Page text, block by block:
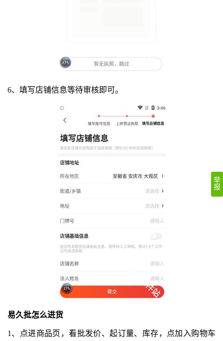
6、填写店铺信息等待审核即可。
易久批怎么进货
1、点进商品页，看批发价、起订量、库存，点加入购物车
举
报